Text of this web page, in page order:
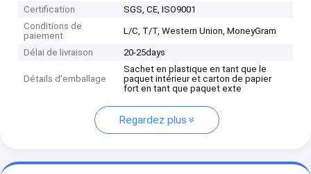
Certification
SGS, CE, ISO9001
Conditions de
paiement
L/C, T/T, Western Union, MoneyGram
Délai de livraison 20-25days
Détails d'emballage
Sachet en plastique en tant que le
paquet intérieur et carton de papier
fort en tant que paquet exte
Regardez plus